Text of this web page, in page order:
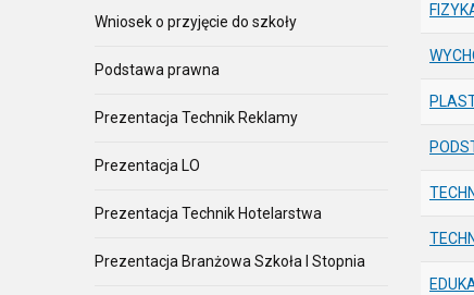
Wniosek o przyjęcie do szkoły
Podstawa prawna
Prezentacja Technik Reklamy
Prezentacja LO
Prezentacja Technik Hotelarstwa
Prezentacja Branżowa Szkoła I Stopnia